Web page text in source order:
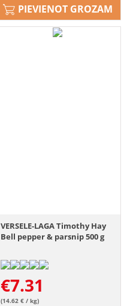
PIEVIENOT GROZAM
VERSELE-LAGA Timothy Hay
Bell pepper & parsnip 500 g
€7.31
(14.62 € / kg)